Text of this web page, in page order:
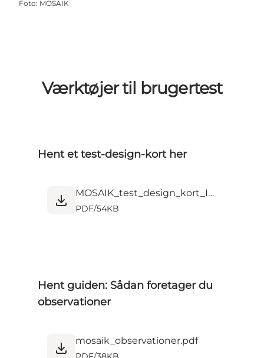
Foto: MOSAIK
Værktøjer til brugertest
Hent et test-design-kort her
MOSAIK_test_design_kort_Implement.pdf
PDF/54KB
Hent guiden: Sådan foretager du
observationer
mosaik_observationer.pdf